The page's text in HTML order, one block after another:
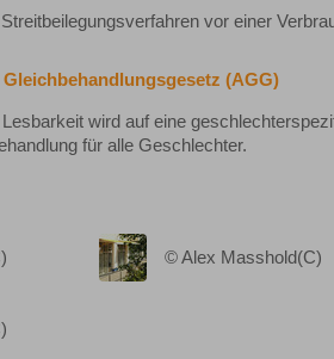
vor einer
(AGG)
wird auf eine
für alle Geschlechter.
© Alex Masshold(C)